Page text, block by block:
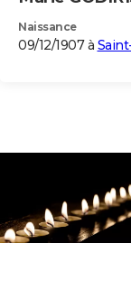
Naissance
09/12/1907 à